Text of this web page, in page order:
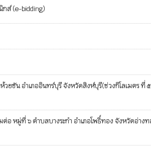
กส์ (e-bidding)
ยชัน อำเภออินทร์บุรี จังหวัดสิงห์บุรี(ช่วงกิโลเมตร ที่
หมู่ที่ ๖ ตำบลบางระกำ อำเภอโพธิ์ทอง จังหวัดอ่าง